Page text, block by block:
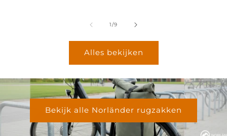
1/van
9
Alles bekijken
Bekijk alle Norländer rugzakken